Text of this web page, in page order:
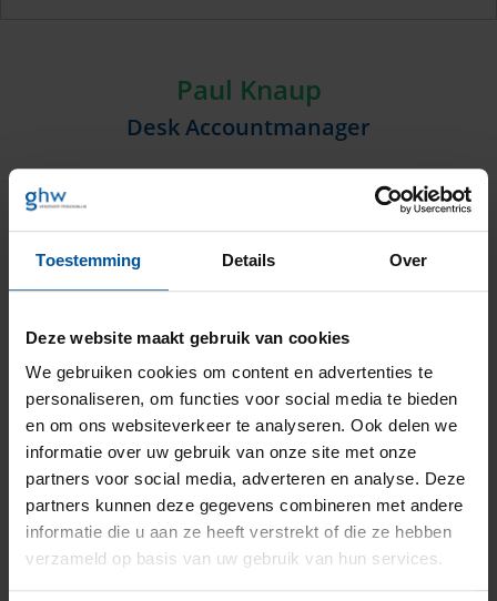
Toestemming Details Over
Deze website maakt gebruik van cookies
We gebruiken cookies om content en advertenties te
personaliseren, om functies voor social media te bieden
en om ons websiteverkeer te analyseren. Ook delen we
informatie over uw gebruik van onze site met onze
partners voor social media, adverteren en analyse. Deze
partners kunnen deze gegevens combineren met andere
informatie die u aan ze heeft verstrekt of die ze hebben
verzameld op basis van uw gebruik van hun services.
Paul Knaup
Desk Accountmanager
Hoi, ik ben Paul Knaup. Sinds 2024 werkzaam
bij GHW als Desk Accountmanager. Hiervoor
heb ik 12 jaar gewerkt voor een grote
zorgverzekeraar. Je kunt bij mij terecht voor alle
wensen om een persoonlijk advies te kunnen
verzekeringstechnische vragen om je volledig
te ontzorgen. In mijn vrije tijd ga ik graag op
pad met mijn vrouw en 2 dochters, ben ik
regelmatig in het theater te vinden en speel ik
trompet in een symfonie orkest.
Neem contact met mij op